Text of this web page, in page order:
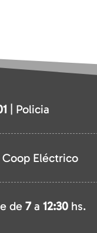
| Policia
Eléctrico
de7 a12:30 hs.